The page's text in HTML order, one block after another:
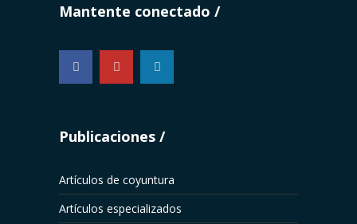
Mantente conectado
...
Publicaciones
Artículos de coyuntura
Artículos especializados